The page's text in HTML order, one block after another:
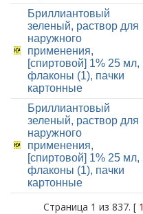
Бриллиантовый
зеленый, раствор для
наружного
применения,
[спиртовой] 1% 25 мл,
флаконы (1), пачки
картонные
Бриллиантовый
зеленый, раствор для
наружного
применения,
[спиртовой] 1% 25 мл,
флаконы (1), пачки
картонные
Страница 1 из 837. [ 1